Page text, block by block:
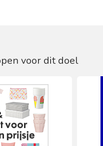
voor dit doel